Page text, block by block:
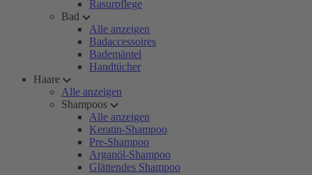
Rasurpflege
Bad
Alle anzeigen
Badaccessoires
Bademäntel
Handtücher
Haare
Alle anzeigen
Shampoos
Alle anzeigen
Keratin-Shampoo
Pre-Shampoo
Arganöl-Shampoo
Glättendes Shampoo